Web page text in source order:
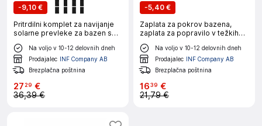
-9,10 €
Pritrdilni komplet za navijanje
solarne prevleke za bazen s
trakovi
Na voljo v 10-12 delovnih dneh
Prodajalec INF Company AB
Brezplačna poštnina
27 29 €
36,39 €
-5,40 €
Zaplata za pokrov bazena,
zaplata za popravilo v težkih
razmerah za nadzemni in
podzemni bazen S
Na voljo v 10-12 delovnih dneh
Prodajalec INF Company AB
Brezplačna poštnina
1639 €
21,79 €